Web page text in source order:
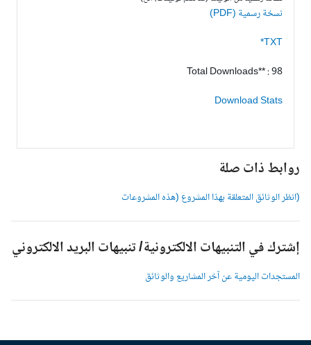
نسخة رسمية (PDF)
TXT*
Total Downloads** : 98
Download Stats
روابط ذات صلة
(انظر الوثائق المتعلقة بهذا المشروع (هذه المشروعات
إشترك في التنبيهات الالكترونية/ تنبيهات البريد الالكتروني
المستجدات اليومية عن آخر المشاريع والوثائق